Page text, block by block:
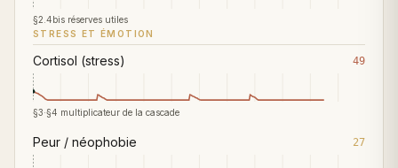
§2.4bis réserves utiles
STRESS ET ÉMOTION
Cortisol (stress) 49
§3·§4 multiplicateur de la cascade
Peur / néophobie 27